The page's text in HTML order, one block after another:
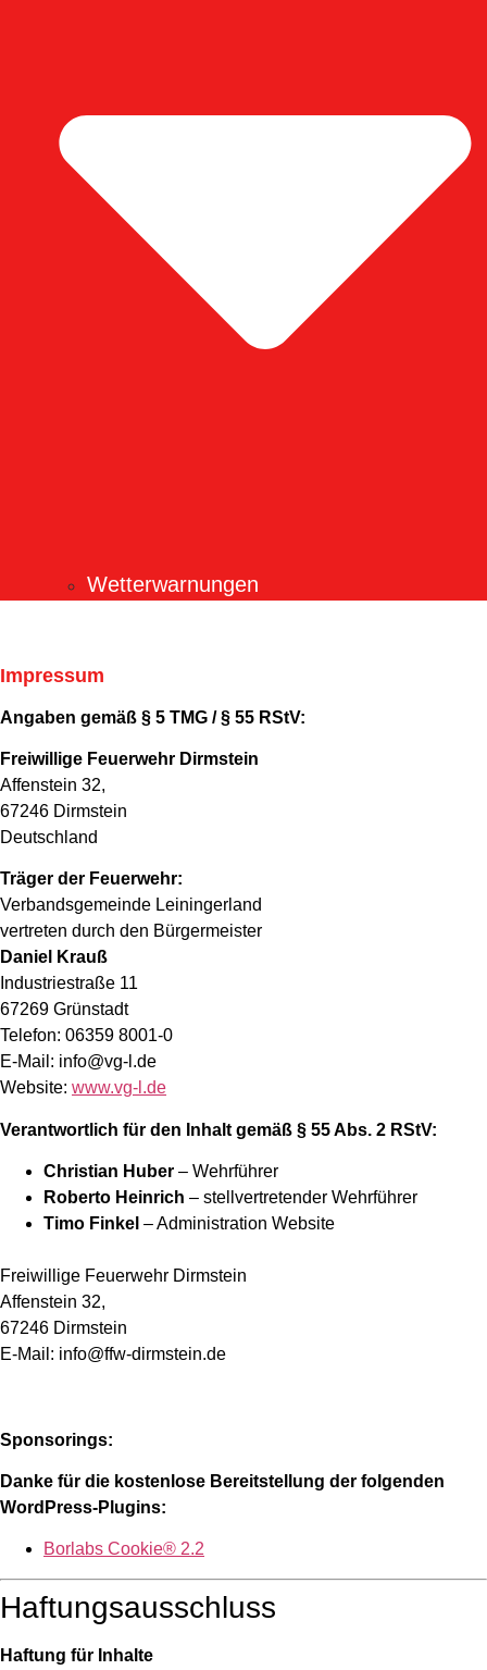
Wetterwarnungen
Impressum
Angaben gemäß § 5 TMG / § 55 RStV:
Freiwillige Feuerwehr Dirmstein
Affenstein 32,
67246 Dirmstein
Deutschland
Träger der Feuerwehr:
Verbandsgemeinde Leiningerland
vertreten durch den Bürgermeister
Daniel Krauß
Industriestraße 11
67269 Grünstadt
Telefon: 06359 8001-0
E-Mail: info@vg-l.de
Website: www.vg-l.de
Verantwortlich für den Inhalt gemäß § 55 Abs. 2 RStV:
Christian Huber – Wehrführer
Roberto Heinrich – stellvertretender Wehrführer
Timo Finkel – Administration Website
Freiwillige Feuerwehr Dirmstein
Affenstein 32,
67246 Dirmstein
E-Mail: info@ffw-dirmstein.de
Sponsorings:
Danke für die kostenlose Bereitstellung der folgenden
WordPress-Plugins:
Borlabs Cookie® 2.2
Haftungsausschluss
Haftung für Inhalte